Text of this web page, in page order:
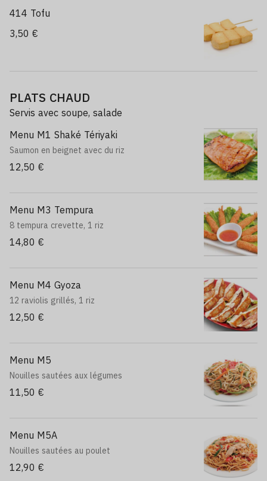
414 Tofu
3,50 €
PLATS CHAUD
Servis avec soupe, salade
Menu M1 Shaké Tériyaki
Saumon en beignet avec du riz
12,50 €
Menu M3 Tempura
8 tempura crevette, 1 riz
14,80 €
Menu M4 Gyoza
12 raviolis grillés, 1 riz
12,50 €
Menu M5
Nouilles sautées aux légumes
11,50 €
Menu M5A
Nouilles sautées au poulet
12,90 €